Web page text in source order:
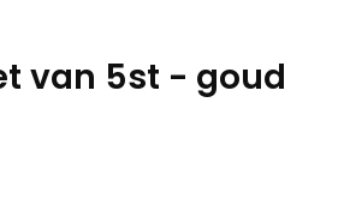
van 5st - goud